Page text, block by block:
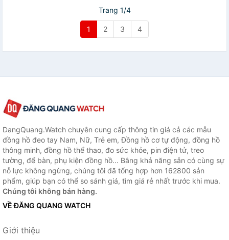
Trang 1/4
1 2 3 4
DangQuang.Watch chuyên cung cấp thông tin giá cả các mẫu
đồng hồ đeo tay Nam, Nữ, Trẻ em, Đồng hồ cơ tự động, đồng hồ
thông minh, đồng hồ thể thao, đo sức khỏe, pin điện tử, treo
tường, để bàn, phụ kiện đồng hồ... Bằng khả năng sẵn có cùng sự
nỗ lực không ngừng, chúng tôi đã tổng hợp hơn 162800 sản
phẩm, giúp bạn có thể so sánh giá, tìm giá rẻ nhất trước khi mua.
Chúng tôi không bán hàng.
VỀ ĐĂNG QUANG WATCH
Giới thiệu